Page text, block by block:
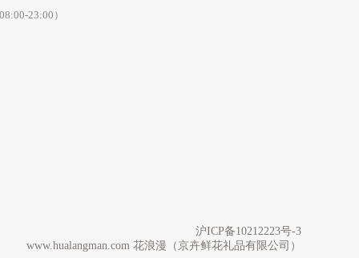
23:00）
沪ICP备10212223号-3
www.hualangman.com 花浪漫 （京卉鲜花礼品有限公司）